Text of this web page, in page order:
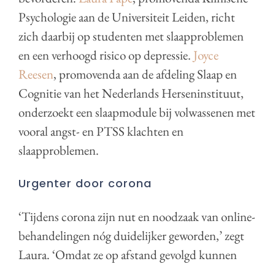
Psychologie aan de Universiteit Leiden, richt
zich daarbij op studenten met slaapproblemen
en een verhoogd risico op depressie. Joyce
Reesen, promovenda aan de afdeling Slaap en
Cognitie van het Nederlands Herseninstituut,
onderzoekt een slaapmodule bij volwassenen met
vooral angst- en PTSS klachten en
slaapproblemen.
Urgenter door corona
‘Tijdens corona zijn nut en noodzaak van online-
behandelingen nóg duidelijker geworden,’ zegt
Laura. ‘Omdat ze op afstand gevolgd kunnen